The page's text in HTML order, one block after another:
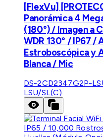
[FlexVu]
Panorámica 4
(180°) / Imagen a
WDR 130° / IP67 /
Estroboscópica y
Blanca / Mic
DS-2CD2347G2P-
LSU/SL(C)